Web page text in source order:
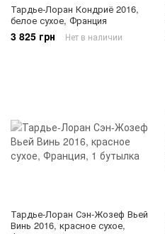
Тардье-Лоран Кондриё 2016,
белое сухое, Франция
3 825 грн Нет в наличии
Тардье-Лоран Сэн-Жозеф Вьей
Винь 2016, красное сухое,